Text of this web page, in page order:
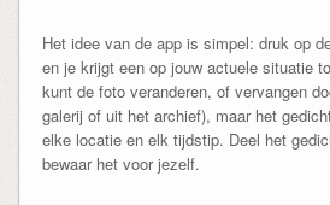
Het idee van de app is simpel: druk op
en je krijgt een op jouw actuele situatie
kunt de foto veranderen, of vervangen
galerij of uit het archief), maar het
elke locatie en elk tijdstip. Deel het
bewaar het voor jezelf.